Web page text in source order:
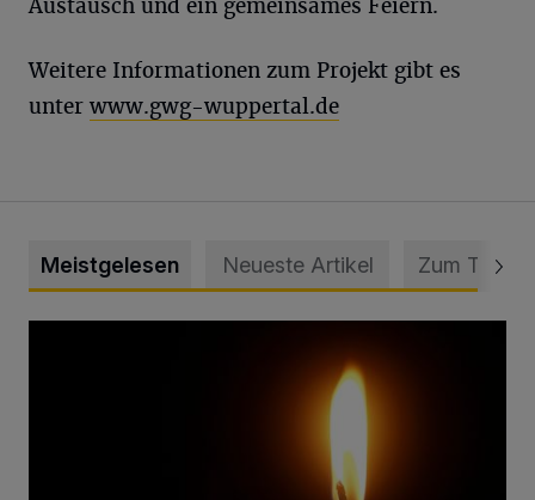
Austausch und ein gemeinsames Feiern.
Weitere Informationen zum Projekt gibt es
unter www.gwg-wuppertal.de
Meistgelesen Neueste Artikel Zum Thema